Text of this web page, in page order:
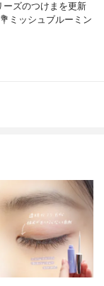
ズのつけまを更新
ミッシュブルーミン